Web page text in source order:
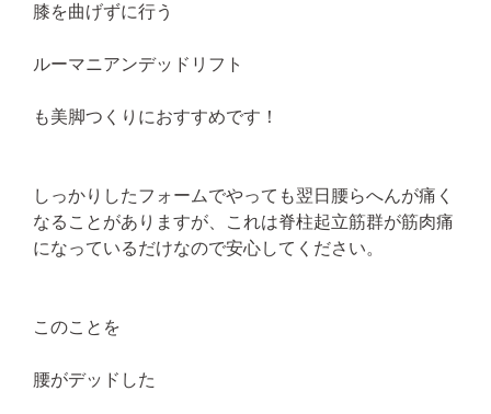
膝を曲げずに行う
ルーマニアンデッドリフト
も美脚つくりにおすすめです！
しっかりしたフォームでやっても翌日腰らへんが痛く
なることがありますが、これは脊柱起立筋群が筋肉痛
になっているだけなので安心してください。
このことを
腰がデッドした